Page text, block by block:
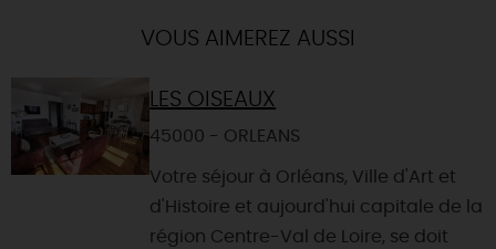
VOUS AIMEREZ AUSSI
LES OISEAUX
45000 - ORLEANS
Votre séjour à Orléans, Ville d'Art et
d'Histoire et aujourd'hui capitale de la
région Centre-Val de Loire, se doit